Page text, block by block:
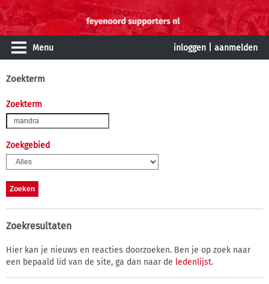
Menu inloggen aanmelden
Zoekterm
Zoekterm
Zoekgebied
Zoekresultaten
Hier kan je nieuws en reacties doorzoeken. Ben je op zoek naar
een bepaald lid van de site, ga dan naar de ledenlijst.